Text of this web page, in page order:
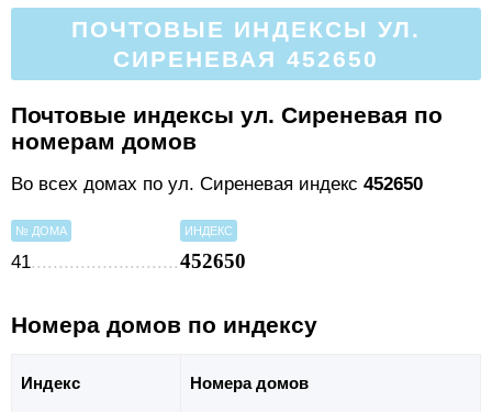
ПОЧТОВЫЕ ИНДЕКСЫ УЛ.
СИРЕНЕВАЯ 452650
Почтовые индексы ул. Сиреневая по
номерам домов
Во всех домах по ул. Сиреневая индекс 452650
№ ДОМА ИНДЕКС
41 452650
Номера домов по индексу
Индекс Номера домов